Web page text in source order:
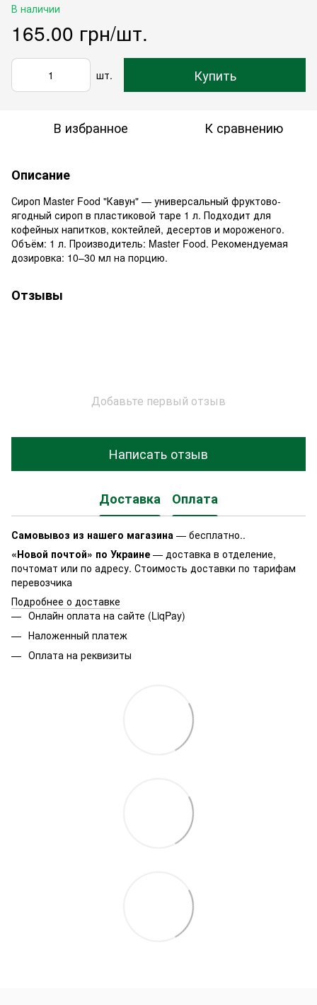
В наличии
165.00 грн/шт.
шт. Купить
В избранное К сравнению
Описание
Сироп Master Food "Кавун" — универсальный фруктово-
ягодный сироп в пластиковой таре 1 л. Подходит для
кофейных напитков, коктейлей, десертов и мороженого.
Объём: 1 л. Производитель: Master Food. Рекомендуемая
дозировка: 10–30 мл на порцию.
Отзывы
Добавьте первый отзыв
Написать отзыв
Доставка Оплата
Самовывоз из нашего магазина — бесплатно..
«Новой почтой» по Украине — доставка в отделение,
почтомат или по адресу. Стоимость доставки по тарифам
перевозчика
Подробнее о доставке
Онлайн оплата на сайте (LiqPay)
Наложенный платеж
Оплата на реквизиты